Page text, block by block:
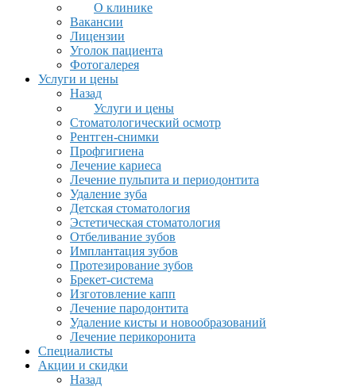
О клинике
Вакансии
Лицензии
Уголок пациента
Фотогалерея
Услуги и цены
Назад
Услуги и цены
Стоматологический осмотр
Рентген-снимки
Профгигиена
Лечение кариеса
Лечение пульпита и периодонтита
Удаление зуба
Детская стоматология
Эстетическая стоматология
Отбеливание зубов
Имплантация зубов
Протезирование зубов
Брекет-система
Изготовление капп
Лечение пародонтита
Удаление кисты и новообразований
Лечение перикоронита
Специалисты
Акции и скидки
Назад